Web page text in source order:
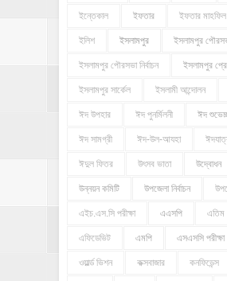
ইন্তেকাল ইফতার ইফতার মাহফিল
ইলিশ ইসলামপুর ইসলামপুর
ইসলামপুর পৌরসভা নির্বাচন ইসলামপুর
ইসলামপুর সার্কেল ইসলামী আন্দোলন
ঈদ উপহার ঈদ পুনর্মিলনী ঈদ
ঈদ সামগ্রী ঈদ-উল-আযহা
ঈদুল ফিতর উৎসব ভাতা উদ্বোধন
উন্নয়ন কমিটি উপজেলা নির্বাচন
এইচ.এস.সি পরীক্ষা এএসপি এতিম
এফিডেভিট এমপি এসএসসি পরীক্ষা
ওয়ার্ল্ড ভিশন কক্সবাজার কনফিডেন্স